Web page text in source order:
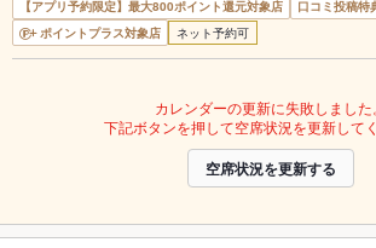
【アプリ予約限定】最大800ポイント還元対象店
口コミ投稿特
ポイントプラス対象店
ネット予約可
カレンダーの更新に失敗しました。
下記ボタンを押して空席状況を更新してく
空席状況を更新する